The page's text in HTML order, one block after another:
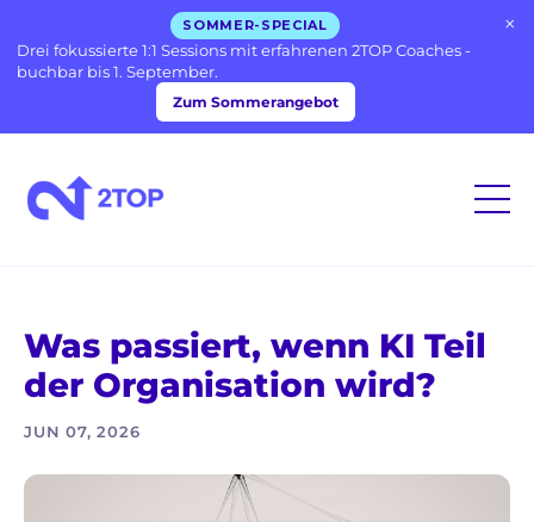
SOMMER-SPECIAL
Drei fokussierte 1:1 Sessions mit erfahrenen 2TOP Coaches -
buchbar bis 1. September.
Zum Sommerangebot
×
Was passiert, wenn KI Teil
der Organisation wird?
JUN 07, 2026